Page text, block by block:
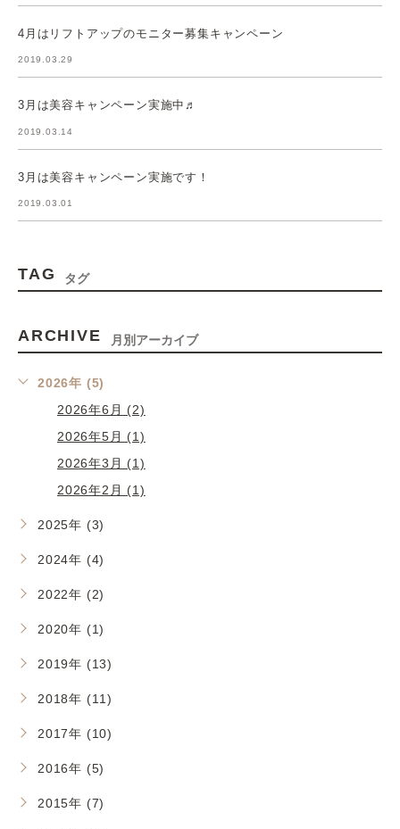
4月はリフトアップのモニター募集キャンペーン
2019.03.29
3月は美容キャンペーン実施中♬
2019.03.14
3月は美容キャンペーン実施です！
2019.03.01
TAG タグ
ARCHIVE 月別アーカイブ
2026年 (5)
2026年6月 (2)
2026年5月 (1)
2026年3月 (1)
2026年2月 (1)
2025年 (3)
2024年 (4)
2022年 (2)
2020年 (1)
2019年 (13)
2018年 (11)
2017年 (10)
2016年 (5)
2015年 (7)